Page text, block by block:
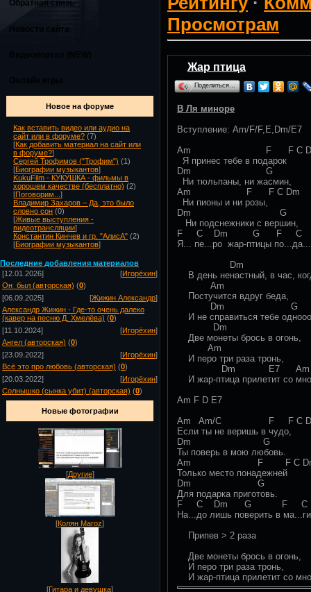
Обратная связь
Новости сайта
Новое на форуме
Как вставить видео или аудио на
сайт или в форуме? (7)
[Как добавить материал на сайт или
в форуме?]
Сергей Трофимов ("Трофим") (1)
[Биографии музыкантов]
KukuFilm - КУКУШКА - фильмы в
хорошем качестве (бесплатно) (2)
[Поговорим... ]
Владимир Захаров – Да, это было
словно сон (0)
[Живые выступления -
видеотрансляции]
Константин Кинчев и гр. "АлисА" (2)
[Биографии музыкантов]
Последние добавления материалов
[12.01.2026]
[Игорёхин]
Он_был (авторская) (0)
[06.09.2025]
[Жижин Александр]
Александр Жижин - Где-то очень далеко
(кавер на песню Д. Хмелёва) (0)
[11.10.2024]
[Игорёхин]
Ангел (авторская) (0)
[23.09.2022]
[Игорёхин]
Всё это про любовь (авторская) (0)
[20.03.2022]
[Игорёхин]
Солнышко (сынка убит) (авторская) (0)
Новые фотографии
[Другие]
[Колян Maroz]
[Гитара и девушка]
Просмотрам
Жар птица
Поделиться…
В Ля миноре
Вступление: Am/F/F,E,Dm/E7
Am F F C
Я принес тебе в подарок
Dm G
Ни тюльпаны, ни жасмин,
Am F F C Dm
Ни пионы и ни розы,
Dm G
Ни подснежники с вершин,
F C Dm G F C
Я... пе...ро жар-птицы
Dm
В день ненастный, в час,
Am
Постучится вдруг беда,
Dm G
И не справиться тебе
Dm
Две монеты брось в огонь,
Am
И перо три раза тронь,
Dm E7 Am
И жар-птица прилетит со
Am F D E7
Am Am/C F F C
Если ты не веришь в чудо,
Dm G
Ты поверь в мою любовь.
Am F F C
Только место понадежней
Dm G
Для подарка приготовь.
F C Dm G F C
На...до лишь поверить в
Припев > 2 раза
Две монеты брось в огонь,
И перо три раза тронь,
И жар-птица прилетит со